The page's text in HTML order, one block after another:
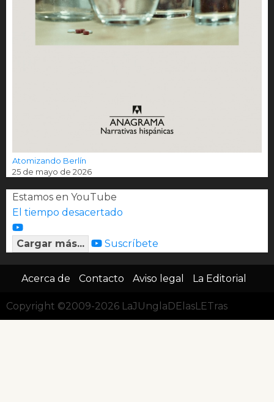
Atomizando Berlín
25 de mayo de 2026
Estamos en YouTube
El tiempo desacertado
Cargar más... Suscríbete
Acerca de Contacto Aviso legal La Editorial
Copyright ©2009-2026 LaJUnglaDElasLETras